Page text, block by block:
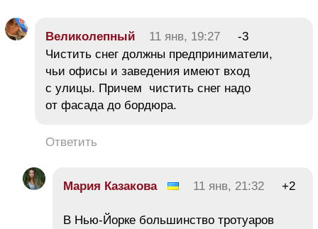
Великолепный 11 янв, 19:27
-3
Чистить снег должны предприниматели,
чьи офисы и заведения имеют вход
с улицы. Причем чистить снег надо
от фасада до бордюра.
Ответить
Мария Казакова 11 янв, 21:32 +2
В Нью-Йорке большинство тротуаров